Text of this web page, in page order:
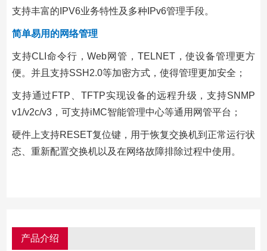
支持丰富的IPV6业务特性及多种IPv6管理手段。
简单易用的网络管理
支持CLI命令行，Web网管，TELNET，使设备管理更方
便。并且支持SSH2.0等加密方式，使得管理更加安全；
支持通过FTP、TFTP实现设备的远程升级，支持SNMP
v1/v2c/v3，可支持iMC智能管理中心等通用网管平台；
硬件上支持RESET复位键，用于恢复交换机到正常运行状
态、重新配置交换机以及在网络故障排除过程中使用。
产品介绍